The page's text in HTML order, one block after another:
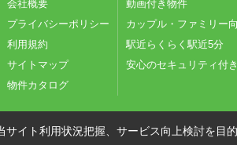
会社概要
プライバシーポリシー
利用規約
サイトマップ
物件カタログ
動画付き物件
カップル・ファミリー
駅近らくらく駅近5分
安心のセキュリティ付き
サイト利用状況把握、サービス向上検討を目